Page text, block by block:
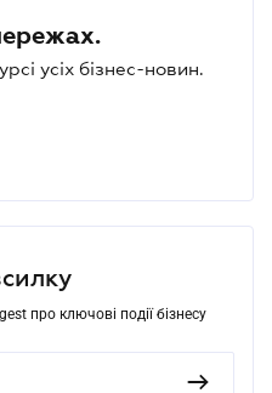
усіх бізнес-новин.
про ключові події бізнесу